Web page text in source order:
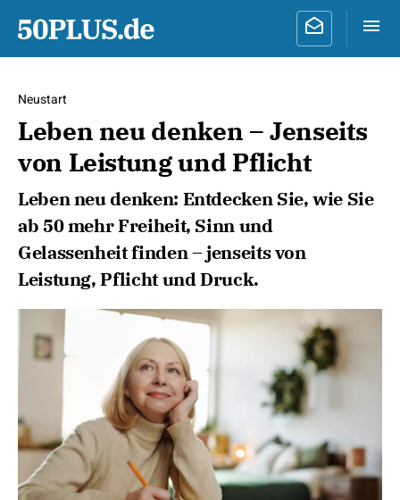
Neustart
Leben neu denken – Jenseits
von Leistung und Pflicht
Leben neu denken: Entdecken Sie, wie Sie
ab 50 mehr Freiheit, Sinn und
Gelassenheit finden – jenseits von
Leistung, Pflicht und Druck.